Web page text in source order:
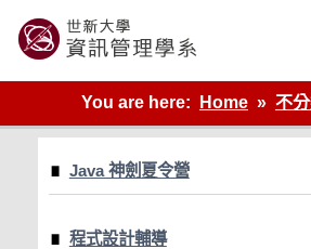
content
世新大學資管系網站
You are here:
Home 不
Java 神劍夏令營
程式設計輔導